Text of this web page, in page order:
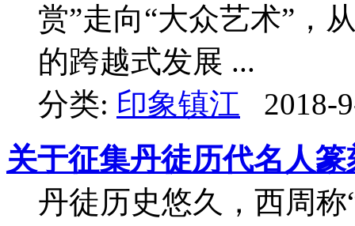
赏”走向“大众艺术”，
的跨越式发展 ...
分类: 印象镇江
2018-
关于征集丹徒历代名人
丹徒历史悠久，西周